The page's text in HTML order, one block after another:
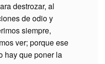
destrozar, al
de odio y
siempre,
ver; porque ese
hay que poner la